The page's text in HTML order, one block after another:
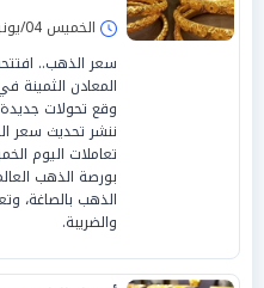
الخميس 04/يونيو/2026 - 12:27 ص
سعر الذهب..
المعادن الثمينة
وقع تحولات
ننشر تحديث سعر
بورصة الذهب
الذهب بالصاغة،
والضريبة.